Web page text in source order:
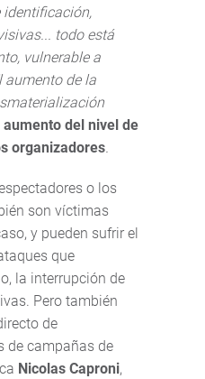
identificación,
todo está
vulnerable a
aumento de la
aumento del nivel de
organizadores.
o los
son víctimas
y pueden sufrir el
que
la interrupción de
Pero también
de
de campañas de
Nicolas Caproni,